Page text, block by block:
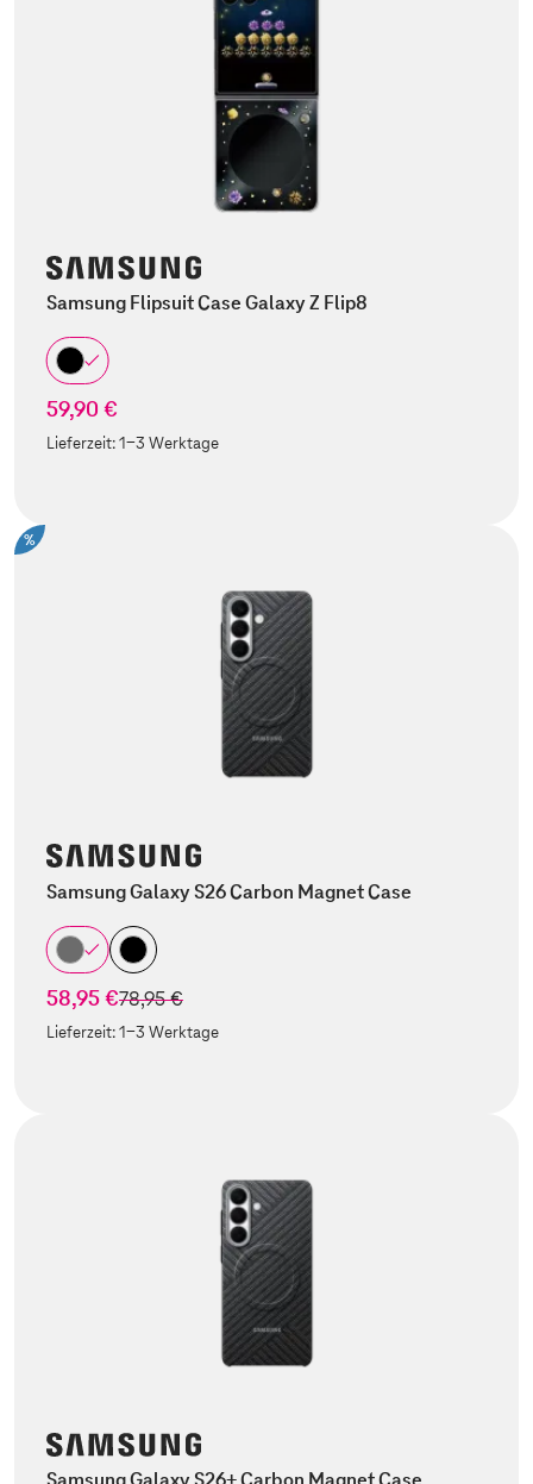
Samsung Flipsuit Case Galaxy Z Flip8
59,90 €
Lieferzeit:1-3 Werktage
%
Samsung Galaxy S26 Carbon Magnet Case
58,95 €statt
78,95 €
Lieferzeit:1-3 Werktage